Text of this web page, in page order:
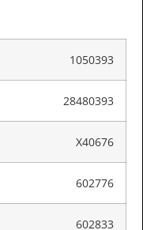
1050393
28480393
X40676
602776
602833